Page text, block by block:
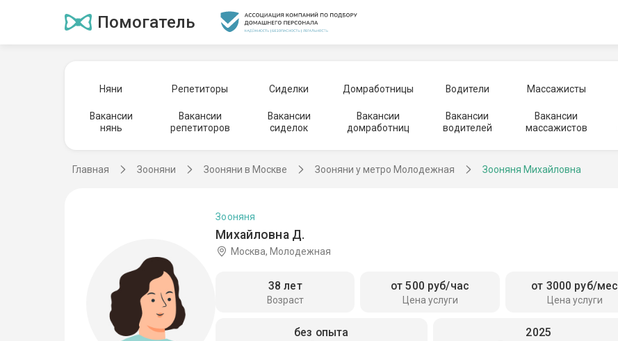
Помогатель
Няни Репетиторы Сиделки Домработницы Водители Массажисты
Вакансии
нянь
Вакансии
репетиторов
Вакансии
сиделок
Вакансии
домработниц
Вакансии
водителей
Вакансии
массажистов
Главная Зооняни Зооняни в Москве Зооняни у метро Молодежная Зооняня Михайловна
Михайловна Д.
Зооняня
Москва, Молодежная
Возраст
38 лет
Цена услуги
от 500 руб/час
Цена услуги
от 3000 руб/мес
без опыта 2025